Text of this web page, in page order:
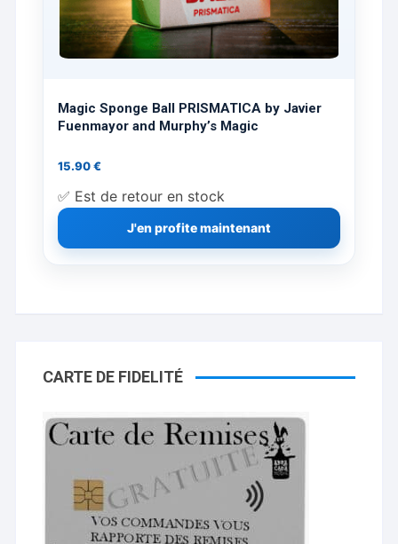
Magic Sponge Ball PRISMATICA by Javier
Fuenmayor and Murphy’s Magic
15.90€
✅ Est de retour en stock
J'en profite maintenant
CARTE DE FIDELITÉ